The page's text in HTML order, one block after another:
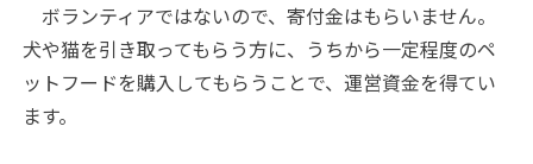
ボランティアではないので、寄付金はもらいません。
犬や猫を引き取ってもらう方に、うちから一定程度のペ
ットフードを購入してもらうことで、運営資金を得てい
ます。